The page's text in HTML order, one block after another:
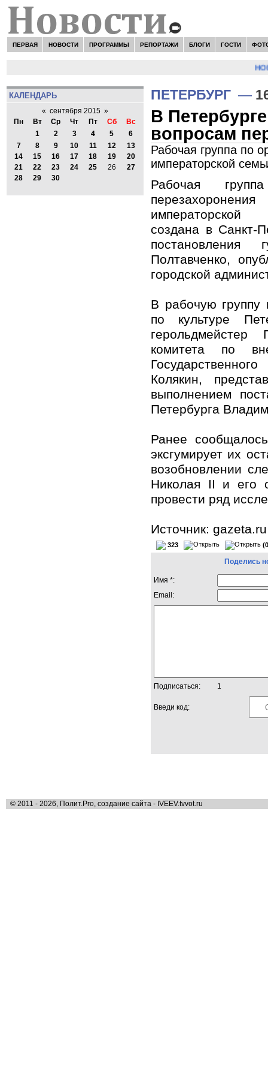
ПЕРВАЯ НОВОСТИ ПРОГРАММЫ РЕПОРТАЖИ БЛОГИ ГОСТИ
КАЛЕНДАРЬ
« сентября 2015 »
Пн
Вт Ср Чт Пт Сб
Вс
1
2 3 4 5
6
7
8 9 10 11 12
13
14
15 16 17 18 19
20
21
22 23 24 25 26
27
28
29 30
ПЕТЕРБУРГ —
В
вопросам
Рабочая группа по
императорской
Рабочая
создана в Санкт-
постановления
Полтавченко,
городской
В рабочую группу
по культуре
герольдмейстер
комитета по
Колякин,
выполнением
Петербурга
Ранее
эксгумирует их
возобновлении
Николая II и его
провести ряд
Источник: gazeta.ru
323
Поделись
Имя *:
Email:
Подписаться: 1
Введи код:
© 2011 - 2026, Полит.Pro, создание сайта - IVEEV.tvvot.ru